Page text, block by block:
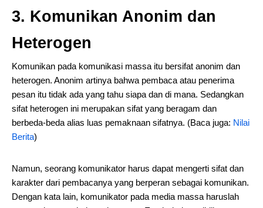
3. Komunikan Anonim dan
Heterogen
Komunikan pada komunikasi massa itu bersifat anonim dan
heterogen. Anonim artinya bahwa pembaca atau penerima
pesan itu tidak ada yang tahu siapa dan di mana. Sedangkan
sifat heterogen ini merupakan sifat yang beragam dan
berbeda-beda alias luas pemaknaan sifatnya. (Baca juga: Nilai
Berita)
Namun, seorang komunikator harus dapat mengerti sifat dan
karakter dari pembacanya yang berperan sebagai komunikan.
Dengan kata lain, komunikator pada media massa haruslah